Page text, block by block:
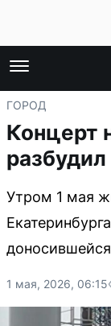
ГОРОД
Концерт
Утром 1 мая
1 мая, 2026, 06:15